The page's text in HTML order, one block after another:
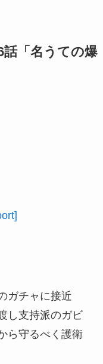
話「名うての爆
ガチャに接近
し支持派のガビ
ら守るべく護衛